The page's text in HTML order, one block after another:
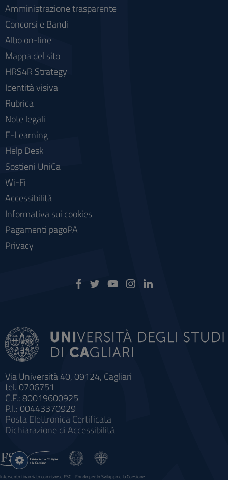
Via Università 40, 09124, Cagliari
tel. 0706751
C.F.: 80019600925
P.I.: 00443370929
Posta Elettronica Certificata
Dichiarazione di Accessibilità
Amministrazione trasparente
Concorsi e Bandi
Albo on-line
Mappa del sito
HRS4R Strategy
Identità visiva
Rubrica
Note legali
E-Learning
Help Desk
Sostieni UniCa
Wi-Fi
Accessibilità
Informativa sui cookies
Pagamenti pagoPA
Privacy
Intervento finanziato con risorse FSC - Fondo per lo Sviluppo e la Coesione
Sistema informatico gestionale integrato a supporto della didattica e della ricerca e potenziamento dei servizi online
Impostazioni
cookie